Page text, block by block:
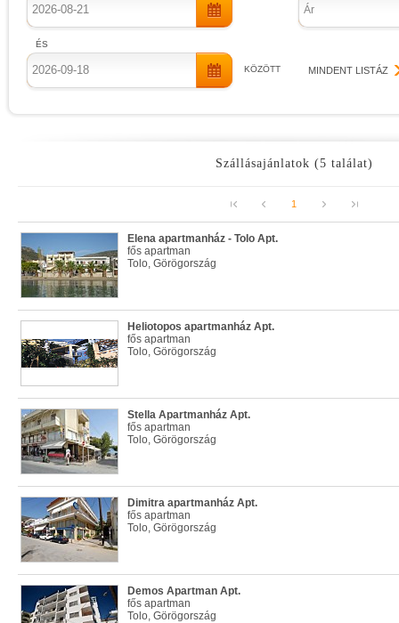
ÉS
KÖZÖTT
Ár
MINDENT LISTÁZ
Szállásajánlatok (5 találat)
1
Elena apartmanház - Tolo Apt.
fős apartman
Tolo, Görögország
Heliotopos apartmanház Apt.
fős apartman
Tolo, Görögország
Stella Apartmanház Apt.
fős apartman
Tolo, Görögország
Dimitra apartmanház Apt.
fős apartman
Tolo, Görögország
Demos Apartman Apt.
fős apartman
Tolo, Görögország